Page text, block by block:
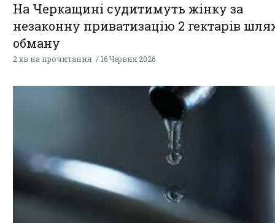
На Черкащині судитимуть жінку за
незаконну приватизацію 2 гектарів
обману
2 хв на прочитання 16 Червня 2026